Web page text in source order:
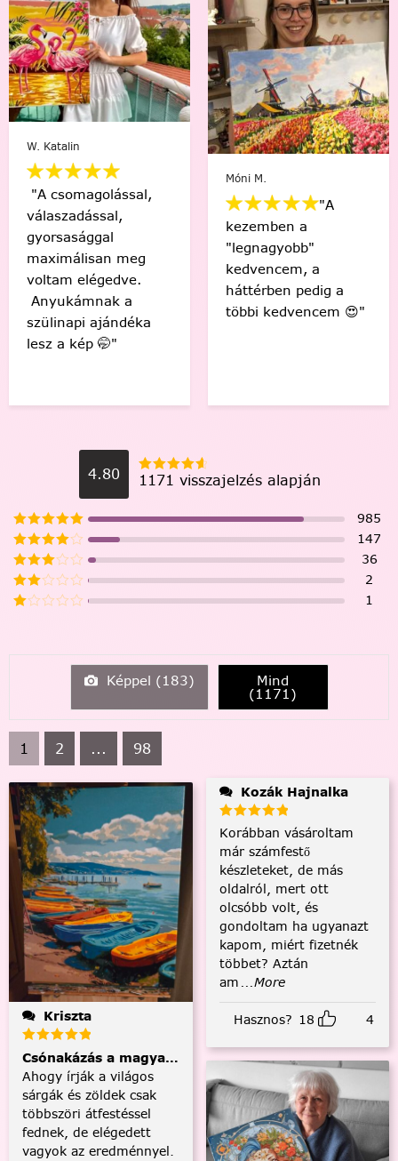
meg
a
🤭"
"A
"legnagyobb"
kedvencem, a
háttérben pedig a
többi kedvencem 😍"
4.80 1171 visszajelzés alapján
985
147
36
2
1
Képpel (183) Mind
(1171)
1 2 ... 98
Kriszta
Csónakázás a magyar tengeren
Ahogy írják a világos
sárgák és zöldek csak
többszöri átfestéssel
fednek, de elégedett
vagyok az eredménnyel.
Kozák Hajnalka
Korábban vásároltam
már számfestő
készleteket, de más
oldalról, mert ott
olcsóbb volt, és
gondoltam ha ugyanazt
kapom, miért fizetnék
többet? Aztán
am ...More
Hasznos? 18 4